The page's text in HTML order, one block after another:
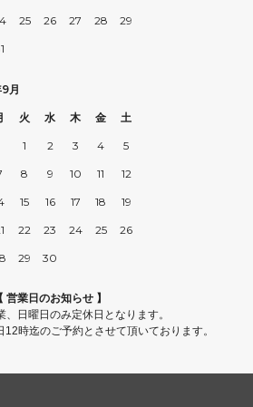
25 26 27 28 29
月
火 水 木 金 土
1 2 3 4 5
8 9 10 11 12
15 16 17 18 19
22 23 24 25 26
29 30
【 営業日のお知らせ 】
、日曜日のみ定休日となります。
時迄のご予約とさせて頂いております。